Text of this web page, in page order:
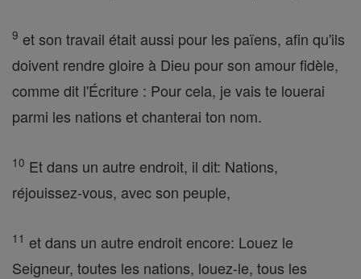
9 et son travail était aussi pour les païens, afin qu'ils
doivent rendre gloire à Dieu pour son amour fidèle,
comme dit l'Écriture : Pour cela, je vais te louerai
parmi les nations et chanterai ton nom.
10 Et dans un autre endroit, il dit: Nations,
réjouissez-vous, avec son peuple,
11 et dans un autre endroit encore: Louez le
Seigneur, toutes les nations, louez-le, tous les